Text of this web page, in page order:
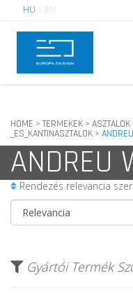
HU EN
HOME > TERMEKEK > ASZTALOK
_ES_KANTINASZTALOK >
ANDREU
Rendezés relevancia
Gyártói Termék